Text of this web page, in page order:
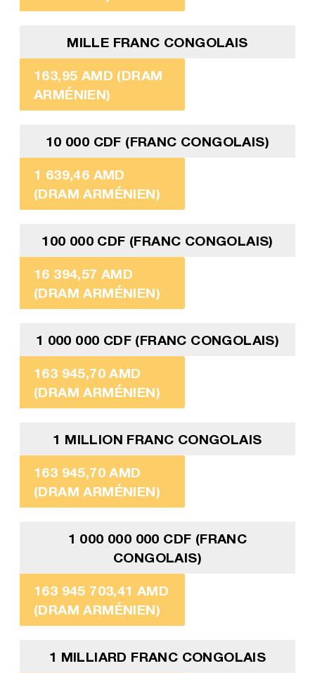
MILLE FRANC CONGOLAIS
163,95 AMD (DRAM
ARMÉNIEN)
10 000 CDF (FRANC CONGOLAIS)
1 639,46 AMD
(DRAM ARMÉNIEN)
100 000 CDF (FRANC CONGOLAIS)
16 394,57 AMD
(DRAM ARMÉNIEN)
1 000 000 CDF (FRANC CONGOLAIS)
163 945,70 AMD
(DRAM ARMÉNIEN)
1 MILLION FRANC CONGOLAIS
163 945,70 AMD
(DRAM ARMÉNIEN)
1 000 000 000 CDF (FRANC
CONGOLAIS)
163 945 703,41 AMD
(DRAM ARMÉNIEN)
1 MILLIARD FRANC CONGOLAIS